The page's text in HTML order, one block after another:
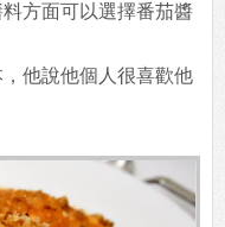
方面可以選擇番茄醬
他說他個人很喜歡他